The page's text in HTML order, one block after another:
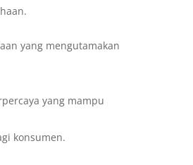
yang mengutamakan
yang mampu
konsumen.